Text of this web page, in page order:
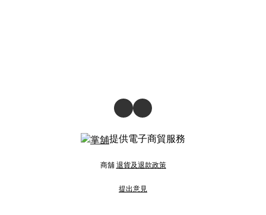
提供電子商貿服務
商舖 退貨及退款政策
提出意見